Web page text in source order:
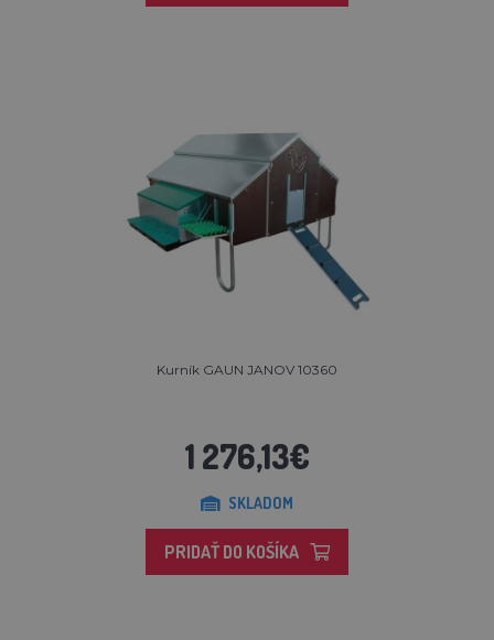
Kurník GAUN JANOV 10360
1 276,13€
SKLADOM
PRIDAŤ DO KOŠÍKA